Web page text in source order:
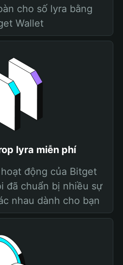
cho số lyra bằng
Wallet
lyra miễn phí
động của Bitget
đã chuẩn bị nhiều sự
nhau dành cho bạn